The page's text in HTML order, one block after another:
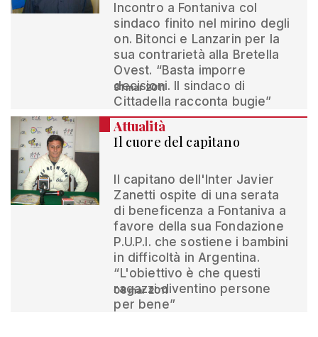
Incontro a Fontaniva col
sindaco finito nel mirino degli
on. Bitonci e Lanzarin per la
sua contrarietà alla Bretella
Ovest. “Basta imporre
decisioni. Il sindaco di
Cittadella racconta bugie”
31 mar 2011
Attualità
Il cuore del capitano
Il capitano dell'Inter Javier
Zanetti ospite di una serata
di beneficenza a Fontaniva a
favore della sua Fondazione
P.U.P.I. che sostiene i bambini
in difficoltà in Argentina.
“L'obiettivo è che questi
ragazzi diventino persone
per bene”
08 mar 2011